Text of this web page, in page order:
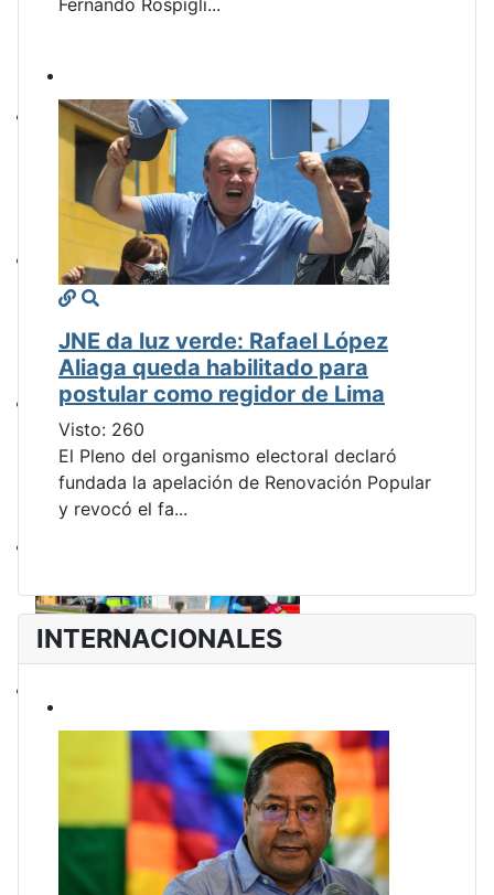
Fernando Rospigli...
JNE da luz verde: Rafael López
Aliaga queda habilitado para
postular como regidor de Lima
Visto: 260
El Pleno del organismo electoral declaró
fundada la apelación de Renovación Popular
y revocó el fa...
INTERNACIONALES